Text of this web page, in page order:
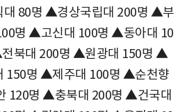
80명 ▲경상국립대 200명 ▲부
명 ▲고신대 100명 ▲동아대 10
북대 200명 ▲원광대 150명 ▲
150명 ▲제주대 100명 ▲순천향
120명 ▲충북대 200명 ▲건국대